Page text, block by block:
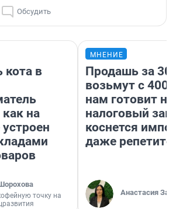
Обсудить
кота в
как на
точку на
МНЕНИЕ
Продашь за
возьмут с
нам готовит
налоговый
коснется
даже
Анастасия